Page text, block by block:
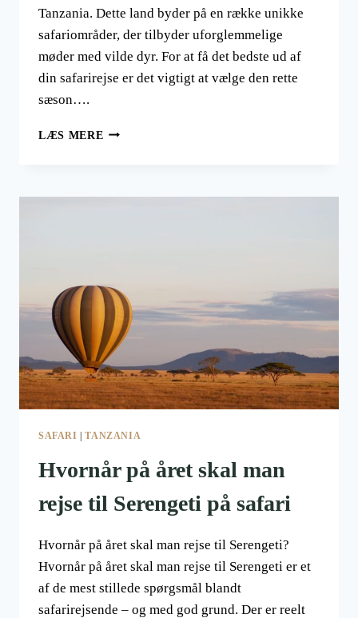
Tanzania. Dette land byder på en række unikke
safariområder, der tilbyder uforglemmelige
møder med vilde dyr. For at få det bedste ud af
din safarirejse er det vigtigt at vælge den rette
sæson….
LÆS MERE SAFARI
FÅR
ET
EVENTYR
AFRIKA
SAFARI |TANZANIA
Hvornår på året skal man
rejse til Serengeti på safari
Hvornår på året skal man rejse til Serengeti?
Hvornår på året skal man rejse til Serengeti er et
af de mest stillede spørgsmål blandt
safarirejsende – og med god grund. Der er reelt